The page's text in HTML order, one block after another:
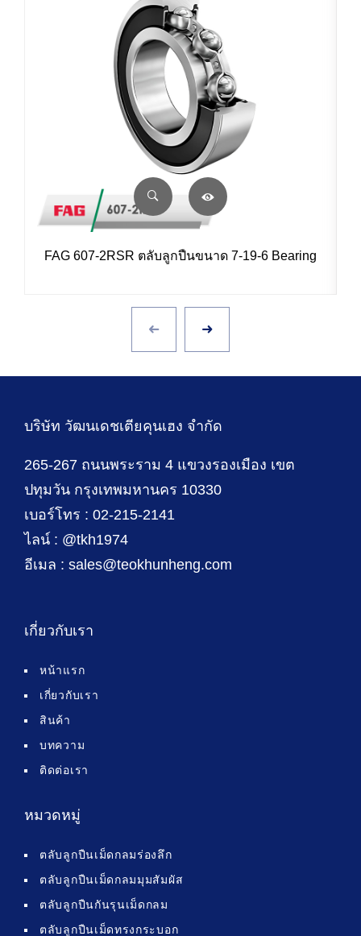
FAG 607-2RSR ตลับลูกปืนขนาด 7-19-6 Bearing
บริษัท วัฒนเดชเตียคุนเฮง จำกัด
265-267 ถนนพระราม 4 แขวงรองเมือง เขต
ปทุมวัน กรุงเทพมหานคร 10330
เบอร์โทร : 02-215-2141
ไลน์ : @tkh1974
อีเมล : sales@teokhunheng.com
เกี่ยวกับเรา
หน้าแรก
เกี่ยวกับเรา
สินค้า
บทความ
ติดต่อเรา
หมวดหมู่
ตลับลูกปืนเม็ดกลมร่องลึก
ตลับลูกปืนเม็ดกลมมุมสัมผัส
ตลับลูกปืนกันรุนเม็ดกลม
ตลับลูกปืนเม็ดทรงกระบอก